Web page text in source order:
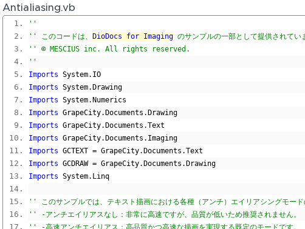
Antialiasing.vb
''
'' このコードは、
DioDocs for Imaging のサンプルの一部として提供されてい
'' © MESCIUS inc. All rights reserved.
''
Imports System. IO
Imports System. Drawing
Imports System. Numerics
Imports GrapeCity. Documents . Drawing
Imports GrapeCity. Documents .Text
Imports GrapeCity. Documents . Imaging
Imports GCTEXT = GrapeCity. Documents .Text
Imports GCDRAW = GrapeCity. Documents . Drawing
Imports System. Linq
'' このサンプルでは、テキスト描画における各種（アンチ）エイリアシングモード
'' -アンチエイリアスなし：非常に高速ですが、品質が低いため推奨されません。
'' -高速アンチエイリアス：高品質かつ高速な描画を実現する既定のモードです。